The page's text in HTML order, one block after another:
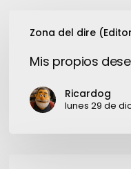
Zona del dire
propios
para
2009
Mis propios
Ricardog
lunes 29 de